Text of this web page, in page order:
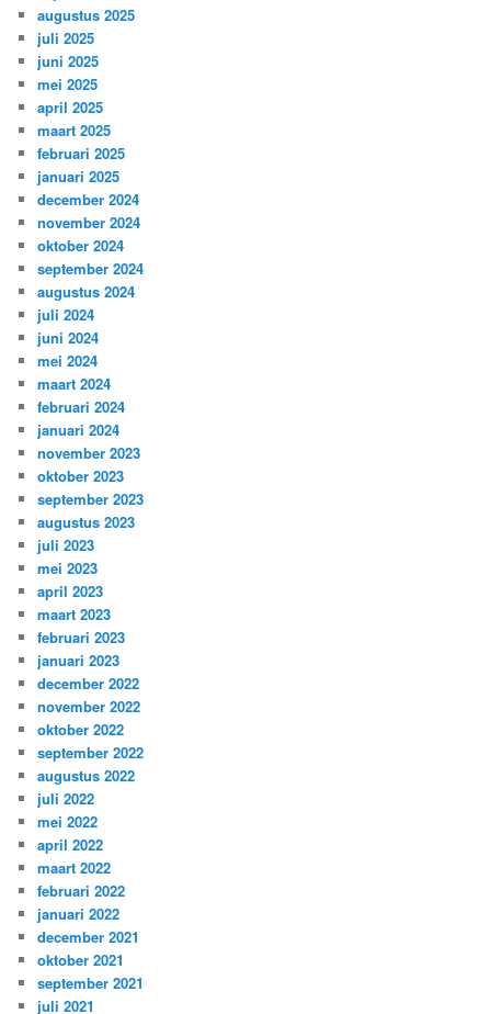
augustus 2025
juli 2025
juni 2025
mei 2025
april 2025
maart 2025
februari 2025
januari 2025
december 2024
november 2024
oktober 2024
september 2024
augustus 2024
juli 2024
juni 2024
mei 2024
maart 2024
februari 2024
januari 2024
november 2023
oktober 2023
september 2023
augustus 2023
juli 2023
mei 2023
april 2023
maart 2023
februari 2023
januari 2023
december 2022
november 2022
oktober 2022
september 2022
augustus 2022
juli 2022
mei 2022
april 2022
maart 2022
februari 2022
januari 2022
december 2021
oktober 2021
september 2021
juli 2021